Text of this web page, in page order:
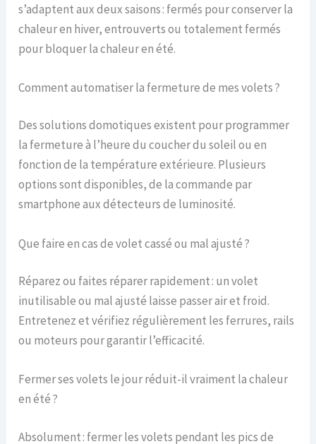
s’adaptent aux deux saisons : fermés pour conserver la
chaleur en hiver, entrouverts ou totalement fermés
pour bloquer la chaleur en été.
Comment automatiser la fermeture de mes volets ?
Des solutions domotiques existent pour programmer
la fermeture à l’heure du coucher du soleil ou en
fonction de la température extérieure. Plusieurs
options sont disponibles, de la commande par
smartphone aux détecteurs de luminosité.
Que faire en cas de volet cassé ou mal ajusté ?
Réparez ou faites réparer rapidement : un volet
inutilisable ou mal ajusté laisse passer air et froid.
Entretenez et vérifiez régulièrement les ferrures, rails
ou moteurs pour garantir l’efficacité.
Fermer ses volets le jour réduit-il vraiment la chaleur
en été ?
Absolument : fermer les volets pendant les pics de